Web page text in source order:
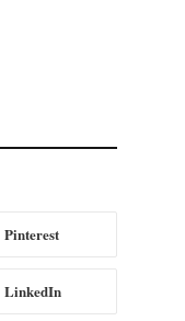
Pinterest
LinkedIn